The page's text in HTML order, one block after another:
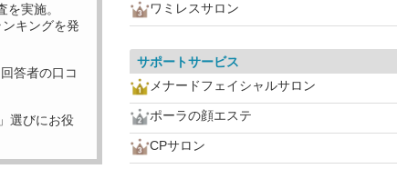
を実施。
ンキングを発
答者の口コ
」選びにお役
ワミレスサロン
サポートサービス
メナードフェイシャルサロン
ポーラの顔エステ
CPサロン